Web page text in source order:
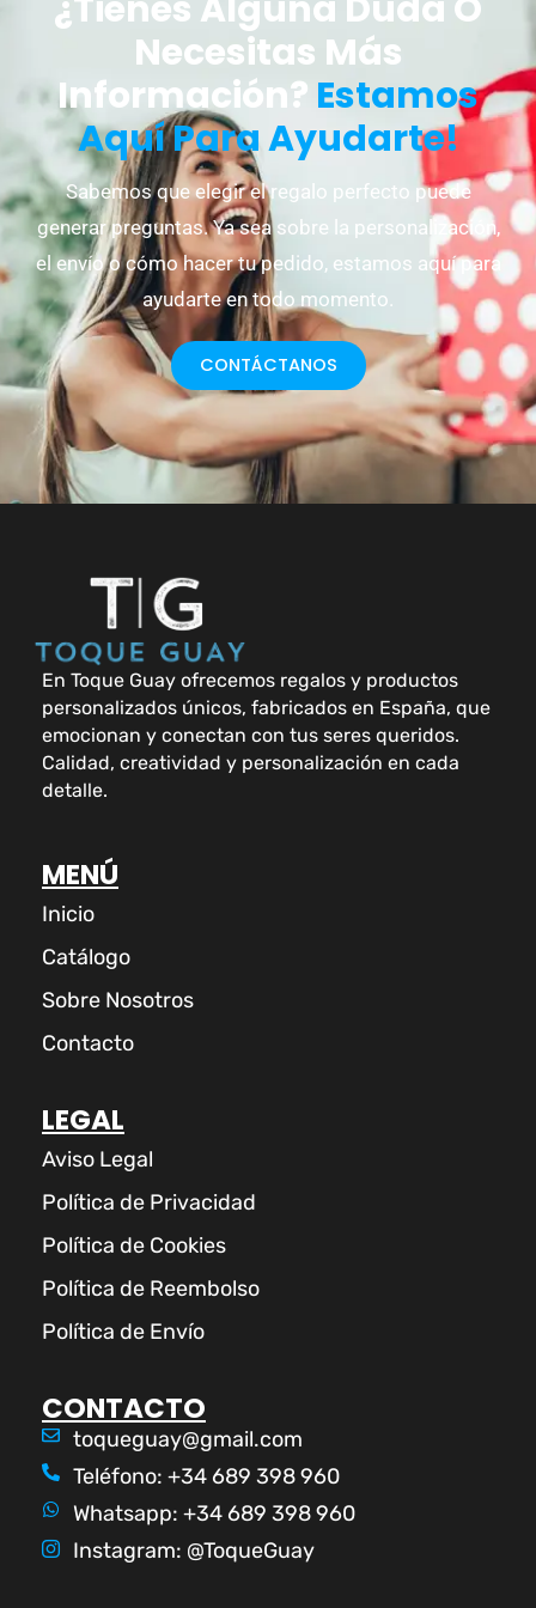
¿Tienes Alguna Duda O
Necesitas Más
Información? Estamos
Aquí Para Ayudarte!
Sabemos que elegir el regalo perfecto puede
generar preguntas. Ya sea sobre la personalización,
el envío o cómo hacer tu pedido, estamos aquí para
ayudarte en todo momento.
CONTÁCTANOS
En Toque Guay ofrecemos regalos y productos
personalizados únicos, fabricados en España, que
emocionan y conectan con tus seres queridos.
Calidad, creatividad y personalización en cada
detalle.
MENÚ
Inicio
Catálogo
Sobre Nosotros
Contacto
LEGAL
Aviso Legal
Política de Privacidad
Política de Cookies
Política de Reembolso
Política de Envío
CONTACTO
toqueguay@gmail.com
Teléfono: +34 689 398 960
Whatsapp: +34 689 398 960
Instagram: @ToqueGuay